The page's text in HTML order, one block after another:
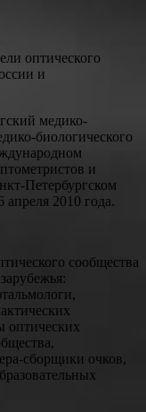
оптического
и
медико-
биологического
и
Петербургском
апреля 2010 года.
сообщества
оптических
сборщики очков,